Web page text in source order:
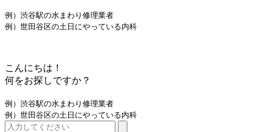
例）渋谷駅の水まわり修理業者
例）世田谷区の土日にやっている内科
こんにちは！
何をお探しですか？
例）渋谷駅の水まわり修理業者
例）世田谷区の土日にやっている内科